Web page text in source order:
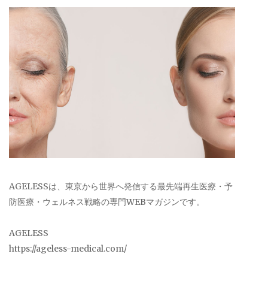
AGELESSは、東京から世界へ発信する最先端再生医療・予
防医療・ウェルネス戦略の専門WEBマガジンです。
AGELESS
https://ageless-medical.com/